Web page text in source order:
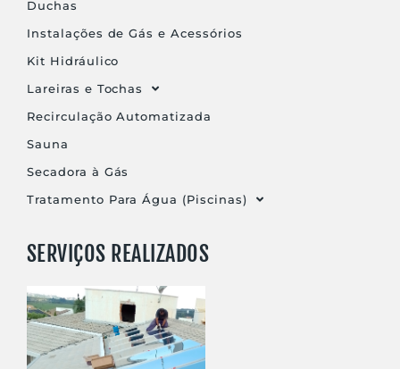
Duchas
Instalações de Gás e Acessórios
Kit Hidráulico
Lareiras e Tochas
Recirculação Automatizada
Sauna
Secadora à Gás
Tratamento Para Água (Piscinas)
SERVIÇOS REALIZADOS